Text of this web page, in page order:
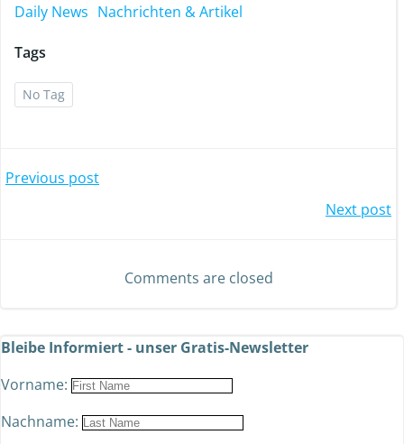
Daily News Nachrichten & Artikel
Tags
No Tag
Previous post
Next post
Comments are closed
Bleibe Informiert - unser Gratis-Newsletter
Vorname:
Nachname: